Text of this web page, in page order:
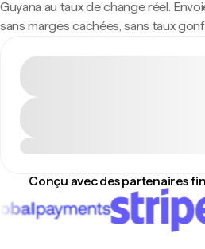
Guyana au taux de change réel.
sans marges cachées, sans taux
Conçu avec des partenaires